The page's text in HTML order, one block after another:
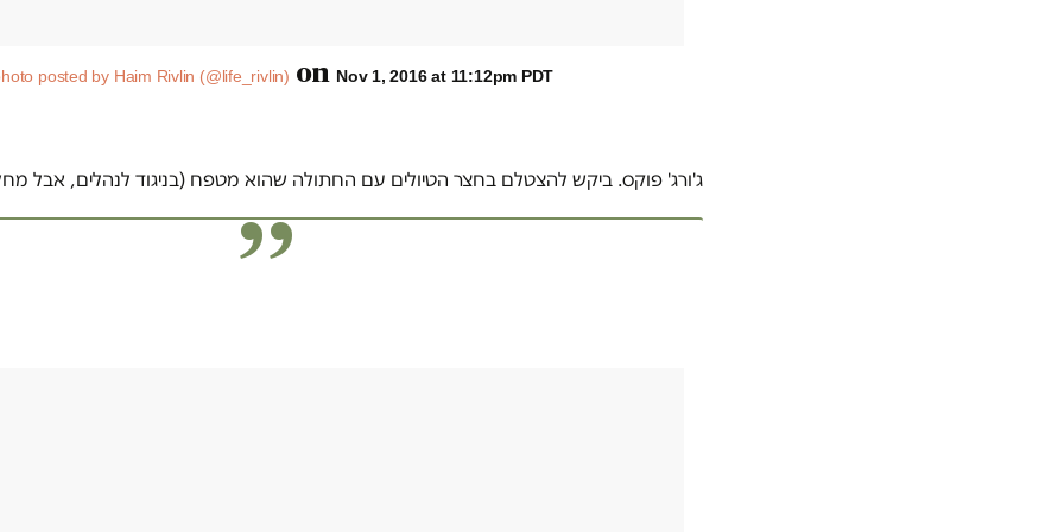
posted by Haim Rivlin (@life_rivlin) on Nov 1, 2016 at 11:12pm PDT
ג'ורג' פוקס. ביקש להצטלם בחצר הטיולים עם החתולה שהוא מטפח (בניגוד לנהלים, אבל